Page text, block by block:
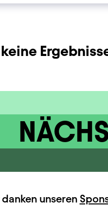
danken unseren